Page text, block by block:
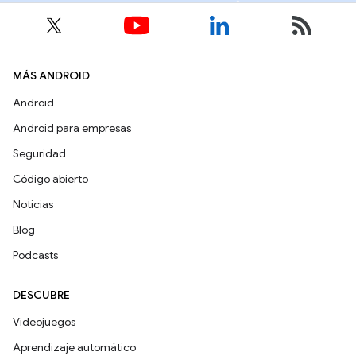
MÁS ANDROID
Android
Android para empresas
Seguridad
Código abierto
Noticias
Blog
Podcasts
DESCUBRE
Videojuegos
Aprendizaje automático